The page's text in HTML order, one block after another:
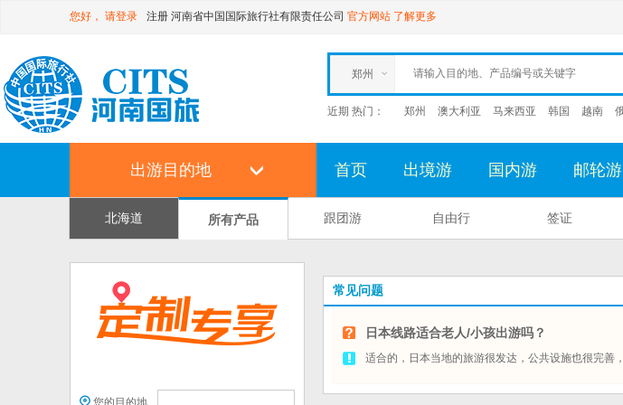
您好， 请登录 注册 河南省中国国际旅行社有限责任公司 官方网站 了解更多
郑州
近期 热门： 郑州 澳大利亚 马来西亚 韩国 越南
出游目的地 首页 出境游 国内游 邮轮游
北海道 所有产品 跟团游 自由行 签证
您的目的地
常见问题
日本线路适合老人/小孩出游吗？
适合的，日本当地的旅游很发达，公共设施也很完善